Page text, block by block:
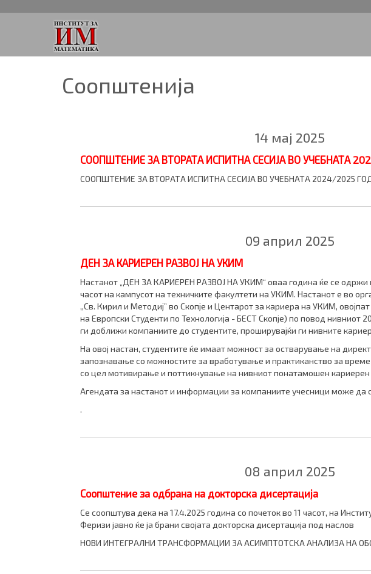
Соопштенија
14 мај 2025
СООПШТЕНИЕ ЗА ВТОРАТА ИСПИТНА СЕСИЈА ВО УЧЕБНАТА
СООПШТЕНИЕ ЗА ВТОРАТА ИСПИТНА СЕСИЈА ВО УЧЕБНАТА 2024/2025
09 април 2025
ДЕН ЗА КАРИЕРЕН РАЗВОЈ НА УКИМ
Настанот „ДЕН ЗА КАРИЕРЕН РАЗВОЈ НА УКИМ“ оваа година ќе се одржи
часотна кампусот на техничките факултети на УКИМ. Настанот е во
,,Св. Кирил и Методиј” во Скопје и Центарот за кариера на УКИМ,
на Европски Студенти по Технологија - БЕСТ Скопје) по повод нивниот
ги доближи компаниите до студентите, проширувајќи ги нивните
На овој настан, студентите ќе имаат можност за остварување на
запознавање со можностите за вработување и практиканство за
со цел мотивирање и поттикнување на нивниот понатамошен кариерен
Агендата за настанот и информации за компаниите учесници може да
.
08 април 2025
Соопштение за одбрана на докторска дисертација
Се соопштува дека на 17.4.2025 година со почеток во 11 часот, на
Феризи јавно ќе ја брани својата докторска дисертација под наслов
НОВИ ИНТЕГРАЛНИ ТРАНСФОРМАЦИИ ЗА АСИМПТОТСКА АНАЛИЗА НА